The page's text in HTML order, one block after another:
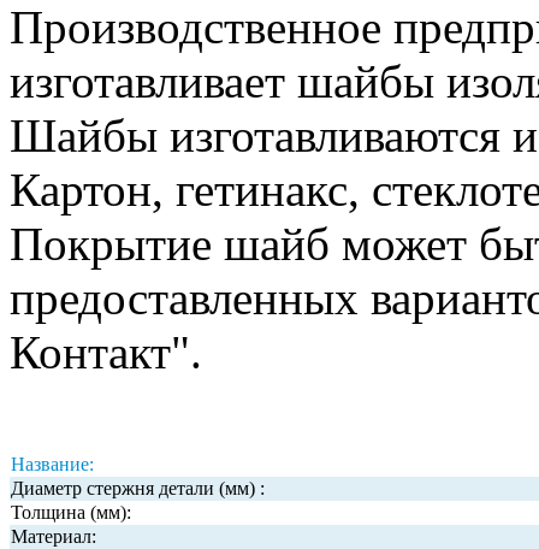
Производственное
изготавливает шайбы
Шайбы изготавливаются
Картон, гетинакс,
Покрытие шайб может
предоставленных
Контакт".
Название:
Диаметр стержня детали (мм) :
Толщина (мм):
Материал: